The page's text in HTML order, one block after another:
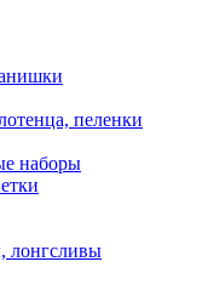
пеленки
наборы
лонгсливы